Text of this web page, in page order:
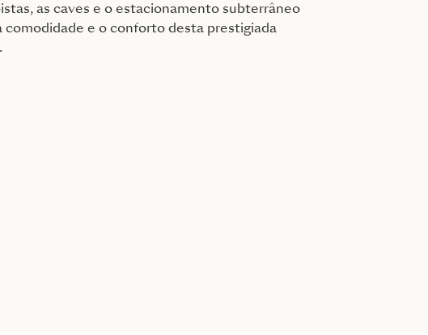
as caves e o estacionamento subterrâneo
comodidade e o conforto desta prestigiada